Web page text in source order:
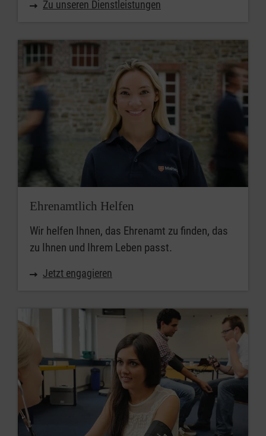
Zu unseren Dienstleistungen
Ehrenamtlich Helfen
Wir helfen Ihnen, das Ehrenamt zu finden, das
zu Ihnen und Ihrem Leben passt.
Jetzt engagieren